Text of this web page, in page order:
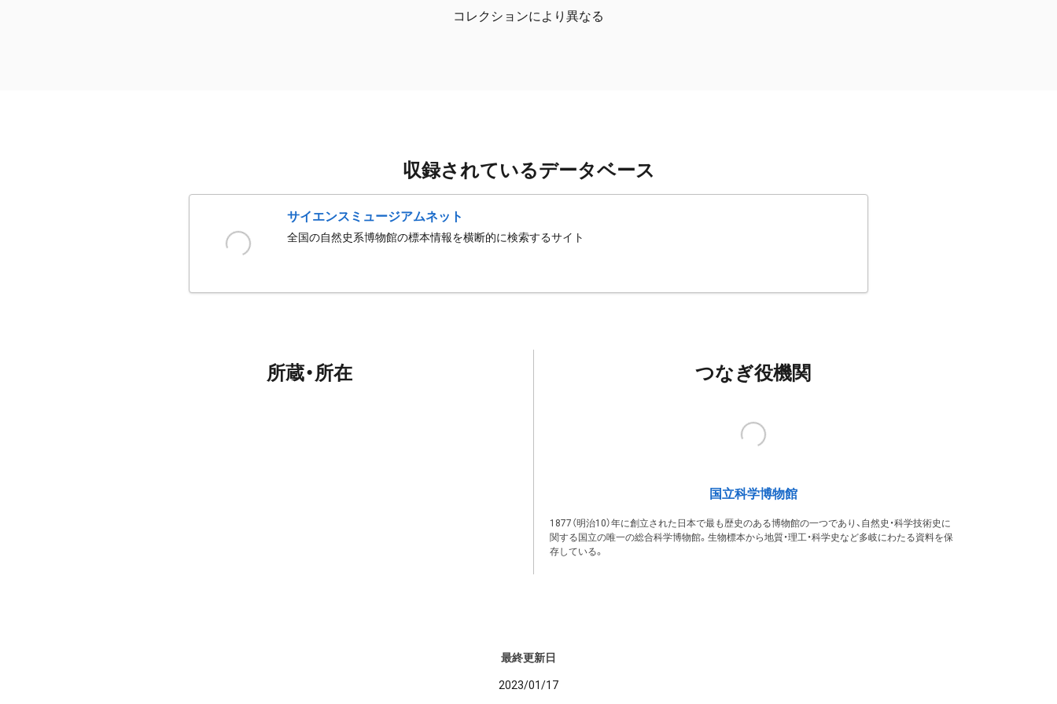
コレクションにより異なる
収録されているデータベース
サイエンスミュージアムネット
全国の自然史系博物館の標本情報を横断的に検索するサイト
所蔵・所在 つなぎ役機関
国立科学博物館
1877（明治10）年に創立された日本で最も歴史のある博物館の一つであり、自然史・科学技術史に
関する国立の唯一の総合科学博物館。生物標本から地質・理工・科学史など多岐にわたる資料を保
存している。
最終更新日
2023/01/17